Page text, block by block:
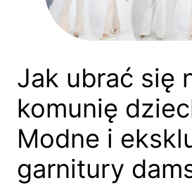
Jak ubrać się
komunię
Modne i
garnitury